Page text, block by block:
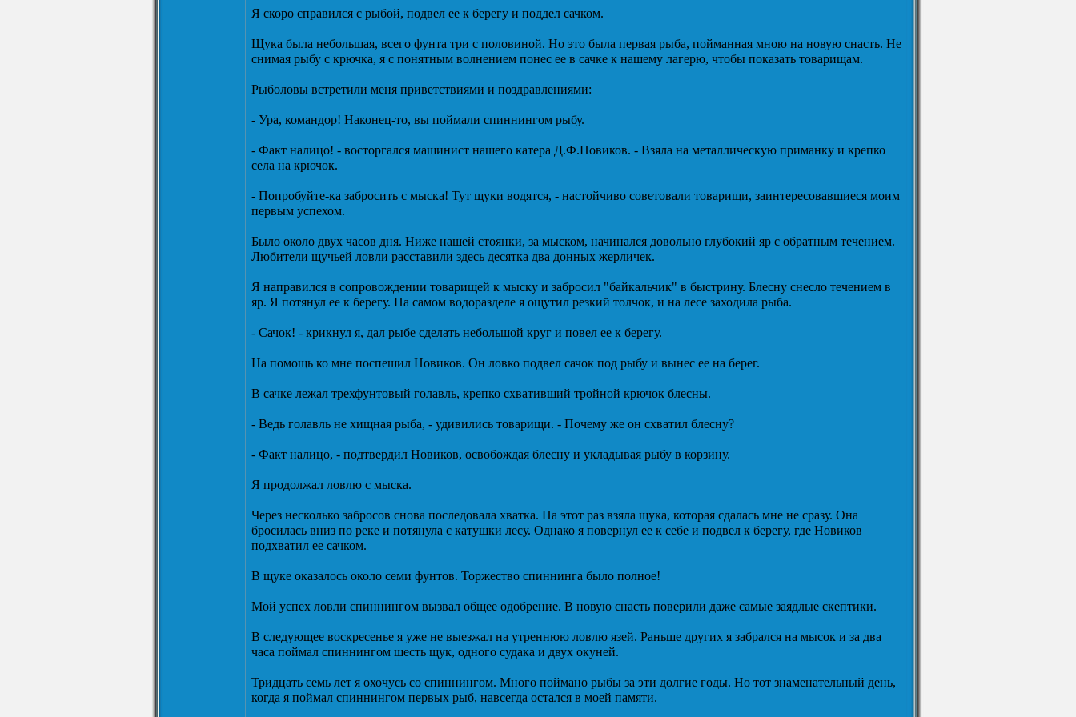
Я скоро справился с рыбой, подвел ее к берегу и поддел сачком.
Щука была небольшая, всего фунта три с половиной. Но это была первая рыба, пойманная мною на новую снасть. Не
снимая рыбу с крючка, я с понятным волнением понес ее в сачке к нашему лагерю, чтобы показать товарищам.
Рыболовы встретили меня приветствиями и поздравлениями:
- Ура, командор! Наконец-то, вы поймали спиннингом рыбу.
- Факт налицо! - восторгался машинист нашего катера Д.Ф.Новиков. - Взяла на металлическую приманку и крепко
села на крючок.
- Попробуйте-ка забросить с мыска! Тут щуки водятся, - настойчиво советовали товарищи, заинтересовавшиеся моим
первым успехом.
Было около двух часов дня. Ниже нашей стоянки, за мыском, начинался довольно глубокий яр с обратным течением.
Любители щучьей ловли расставили здесь десятка два донных жерличек.
Я направился в сопровождении товарищей к мыску и забросил "байкальчик" в быстрину. Блесну снесло течением в
яр. Я потянул ее к берегу. На самом водоразделе я ощутил резкий толчок, и на лесе заходила рыба.
- Сачок! - крикнул я, дал рыбе сделать небольшой круг и повел ее к берегу.
На помощь ко мне поспешил Новиков. Он ловко подвел сачок под рыбу и вынес ее на берег.
В сачке лежал трехфунтовый голавль, крепко схвативший тройной крючок блесны.
- Ведь голавль не хищная рыба, - удивились товарищи. - Почему же он схватил блесну?
- Факт налицо, - подтвердил Новиков, освобождая блесну и укладывая рыбу в корзину.
Я продолжал ловлю с мыска.
Через несколько забросов снова последовала хватка. На этот раз взяла щука, которая сдалась мне не сразу. Она
бросилась вниз по реке и потянула с катушки лесу. Однако я повернул ее к себе и подвел к берегу, где Новиков
подхватил ее сачком.
В щуке оказалось около семи фунтов. Торжество спиннинга было полное!
Мой успех ловли спиннингом вызвал общее одобрение. В новую снасть поверили даже самые заядлые скептики.
В следующее воскресенье я уже не выезжал на утреннюю ловлю язей. Раньше других я забрался на мысок и за два
часа поймал спиннингом шесть щук, одного судака и двух окуней.
Тридцать семь лет я охочусь со спиннингом. Много поймано рыбы за эти долгие годы. Но тот знаменательный день,
когда я поймал спиннингом первых рыб, навсегда остался в моей памяти.